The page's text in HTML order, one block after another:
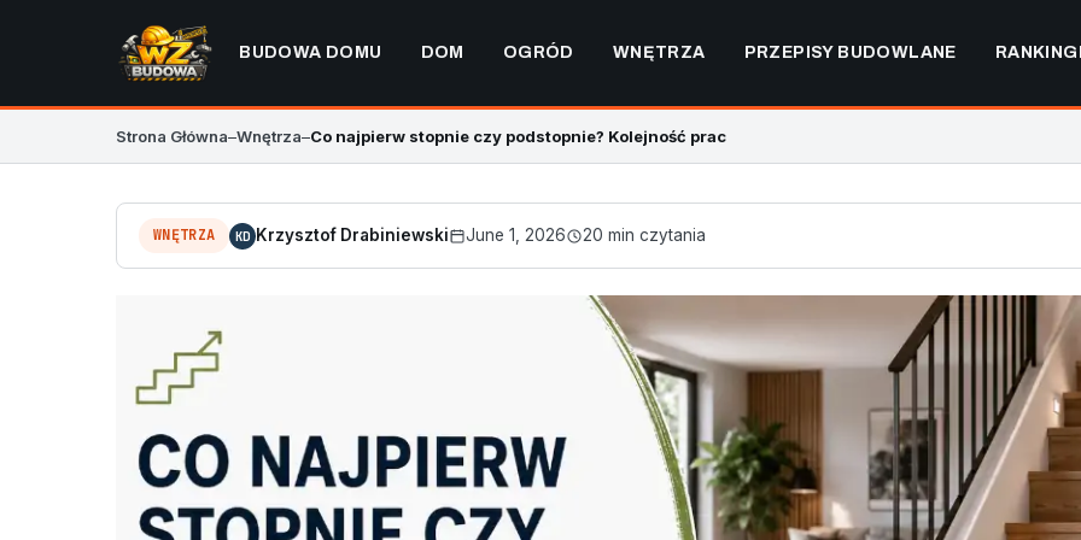
BUDOWA DOMU DOM OGRÓD WNĘTRZA PRZEPISY BUDOWLANE
Strona Główna–Wnętrza–Co najpierw stopnie czy podstopnie? Kolejność prac
WNĘTRZA KD Krzysztof Drabiniewski June 1, 2026 20 min czytania